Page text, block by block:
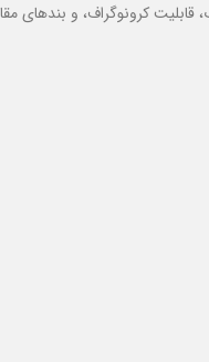
کرونوگراف، و بندهای